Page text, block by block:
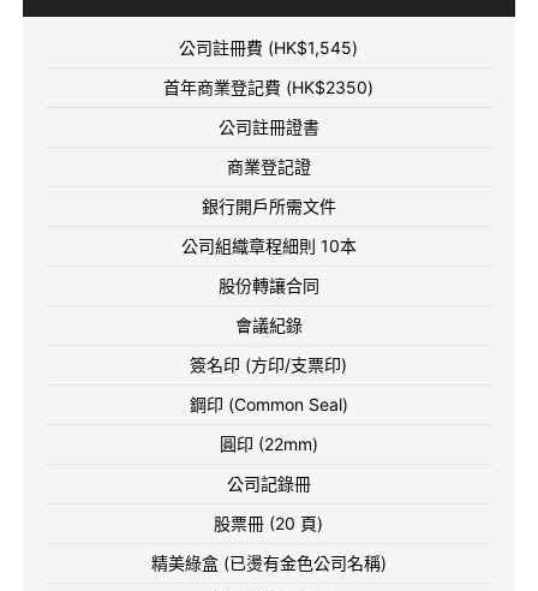
公司註冊費 (HK$1,545)
首年商業登記費 (HK$2350)
公司註冊證書
商業登記證
銀行開戶所需文件
公司組織章程細則 10本
股份轉讓合同
會議紀錄
簽名印 (方印/支票印)
鋼印 (Common Seal)
圓印 (22mm)
公司記錄冊
股票冊 (20 頁)
精美綠盒 (已燙有金色公司名稱)